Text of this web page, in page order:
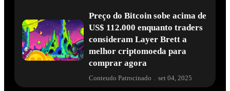
Preço do Bitcoin sobe acima de
US$ 112.000 enquanto traders
consideram Layer Brett a
melhor criptomoeda para
comprar agora
Conteudo Patrocinado set 04, 2025